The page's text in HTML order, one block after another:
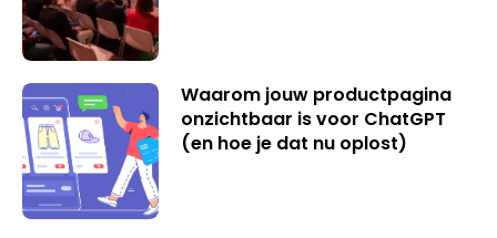
Waarom jouw productpagina
onzichtbaar is voor ChatGPT
(en hoe je dat nu oplost)